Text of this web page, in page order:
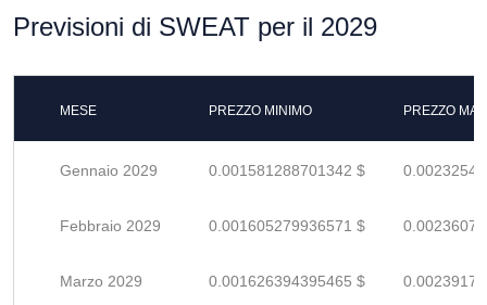
Previsioni di SWEAT per il 2029
MESE PREZZO MINIMO PREZZO
Gennaio 2029 0.001581288701342 $
Febbraio 2029 0.001605279936571 $
Marzo 2029 0.001626394395465 $